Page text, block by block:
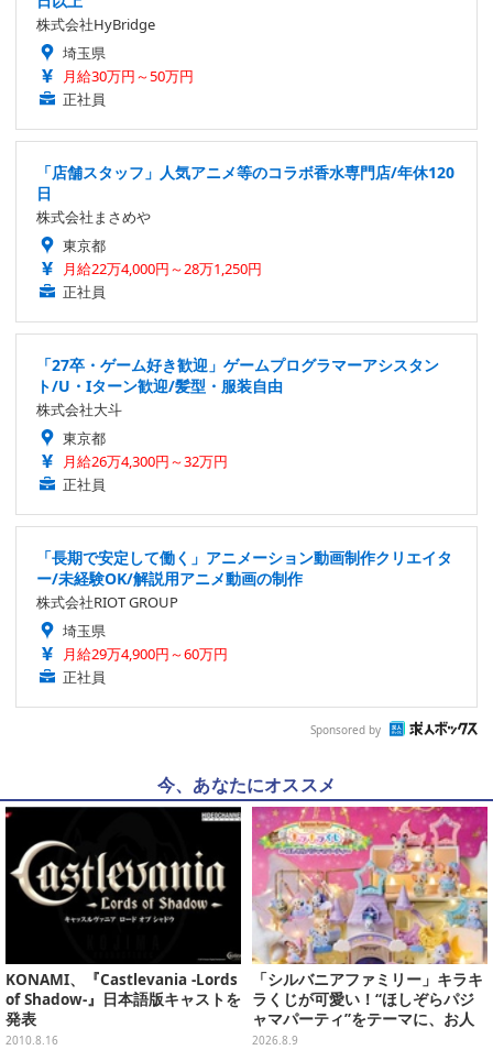
株式会社HyBridge
埼玉県
月給30万円～50万円
正社員
「店舗スタッフ」人気アニメ等のコラボ香水専門店/年休120
日
株式会社まさめや
東京都
月給22万4,000円～28万1,250円
正社員
「27卒・ゲーム好き歓迎」ゲームプログラマーアシスタン
ト/U・Iターン歓迎/髪型・服装自由
株式会社大斗
東京都
月給26万4,300円～32万円
正社員
「長期で安定して働く」アニメーション動画制作クリエイタ
ー/未経験OK/解説用アニメ動画の制作
株式会社RIOT GROUP
埼玉県
月給29万4,900円～60万円
正社員
Sponsored by
今、あなたにオススメ
KONAMI、『Castlevania -Lords
of Shadow-』日本語版キャストを
発表
2010.8.16
「シルバニアファミリー」キラキ
ラくじが可愛い！“ほしぞらパジ
ャマパーティ”をテーマに、お人
形や建物がラインナップ
2026.8.9